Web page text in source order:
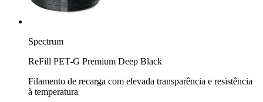
Spectrum
ReFill PET-G Premium Deep Black
Filamento de recarga com elevada transparência e resistência
à temperatura